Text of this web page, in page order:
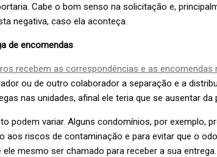
Cabe o bom senso na solicitação e,
negativa, caso ela aconteça.
de encomendas
recebem as correspondências e as encomendas
ou de outro colaborador a separação e a
nas unidades, afinal ele teria que se ausentar da
podem variar. Alguns condomínios, por exemplo,
aos riscos de contaminação e para evitar que o
mesmo ser chamado para receber a sua entrega.